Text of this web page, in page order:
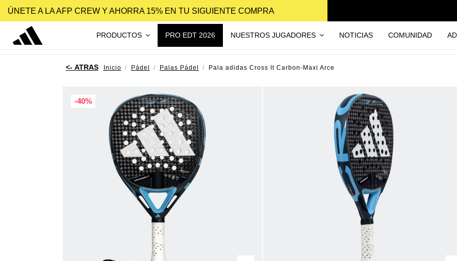
ÚNETE A LA AFP CREW Y AHORRA 15% EN TU SIGUIENTE COMPRA
PRODUCTOS PRO EDT 2026 NUESTROS JUGADORES NOTICIAS COMUNIDAD
Inicio Pádel Palas Pádel Pala adidas Cross It Carbon-Maxi Arce
-40%